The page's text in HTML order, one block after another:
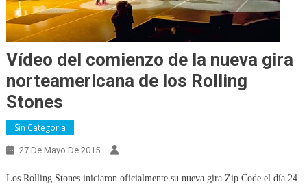
Vídeo del comienzo de la nueva gira
norteamericana de los Rolling
Stones
Sin Categoría
27 De Mayo De 2015
Los Rolling Stones iniciaron oficialmente su nueva gira Zip Code el día 24